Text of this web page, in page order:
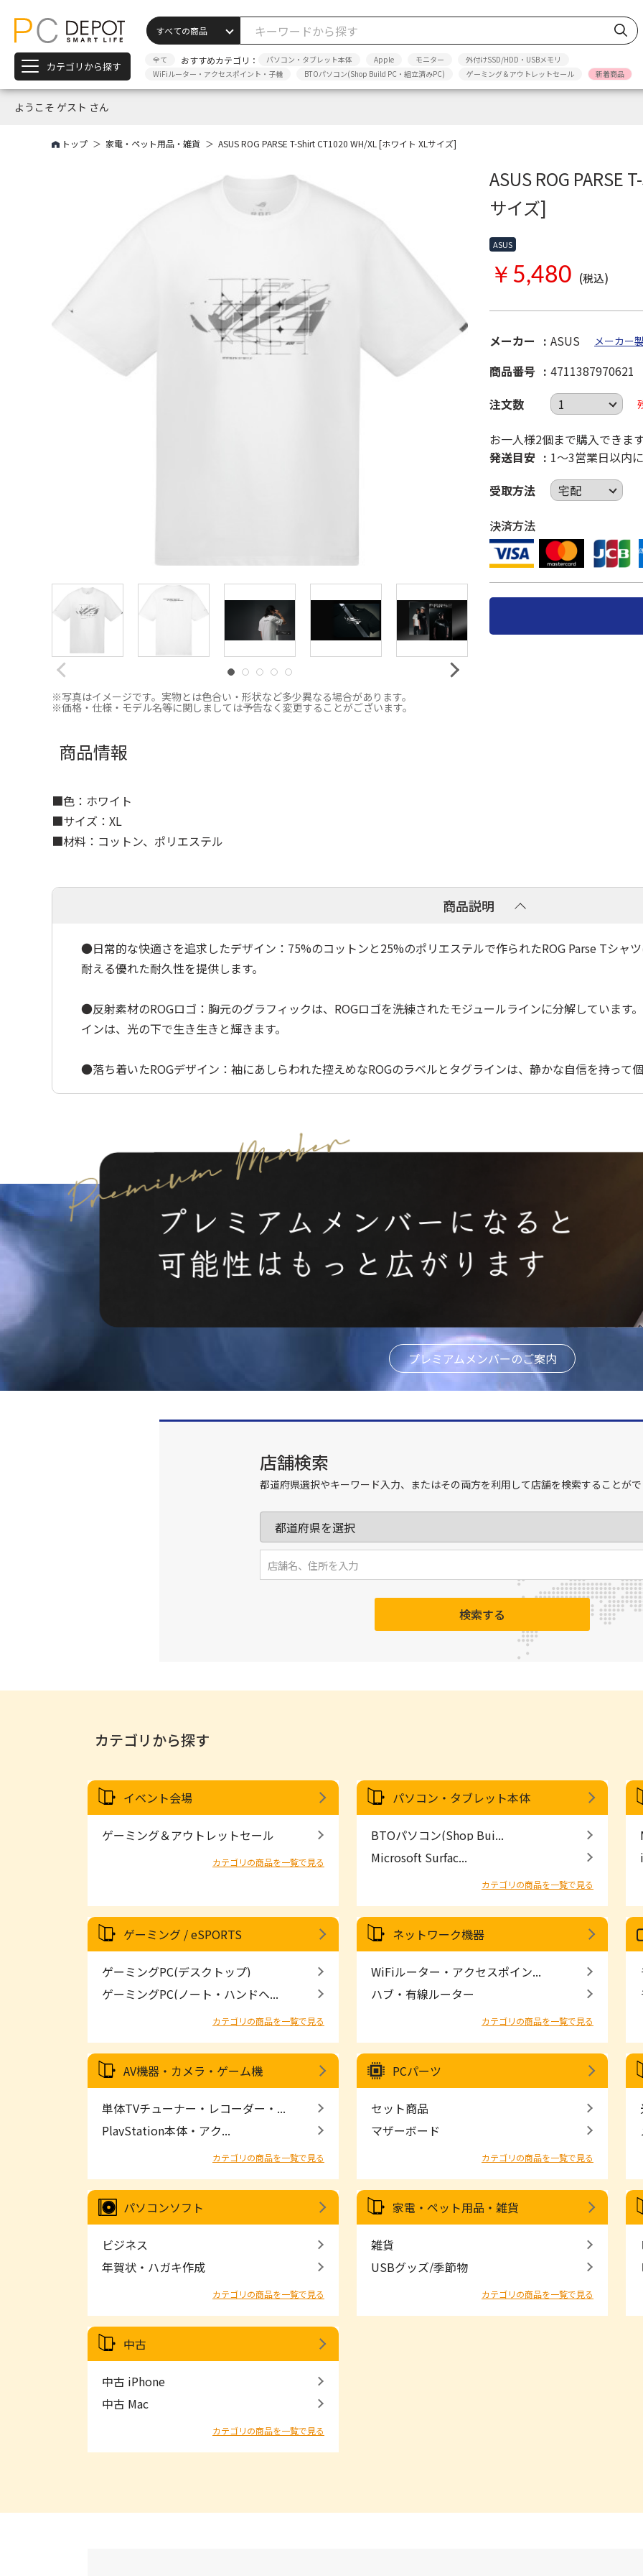
カテゴリから探す 全て おすすめカテゴリ： パソコン・タブレット本体 Apple モニター
外付けSSD/HDD・USBメモリ
WiFiルーター・アクセスポイント・子機
BTOパソコン(Shop Build PC・組立済みPC) ゲーミング＆アウトレットセール 新着商品
ようこそ ゲスト さん
トップ 家電・ペット用品・雑貨 ASUS ROG PARSE T-Shirt CT1020 WH/XL [ホワイト XLサイズ]
※写真はイメージです。実物とは色合い・形状など多少異なる場合があります。
※価格・仕様・モデル名等に関しましては予告なく変更することがございます。
ASUS ROG PARSE
サイズ]
ASUS
￥5,480 (税込)
メーカー ASUS メーカー
商品番号
4711387970621
注文数
お一人様2個まで購入できま
発送目安
1～3営業日以内
受取方法
決済方法
商品情報
■色：ホワイト
■サイズ：XL
■材料：コットン、ポリエステル
商品説明
●日常的な快適さを追求したデザイン：75%のコットンと25%のポリエステルで作られたROG Parse Tシャ
耐える優れた耐久性を提供します。
●反射素材のROGロゴ：胸元のグラフィックは、ROGロゴを洗練されたモジュールラインに分解しています
インは、光の下で生き生きと輝きます。
●落ち着いたROGデザイン：袖にあしらわれた控えめなROGのラベルとタグラインは、静かな自信を持って
プレミアムメンバーのご案内
店舗検索
都道府県選択やキーワード入力、またはその両方を利用して店舗を検索することが
検索する
カテゴリから探す
イベント会場
ゲーミング＆アウトレットセール
カテゴリの商品を一覧で見る
パソコン・タブレット本体
BTOパソコン(Shop Bui...
Microsoft Surfac...
カテゴリの商品を一覧で見る
ゲーミング / eSPORTS
ゲーミングPC(デスクトップ)
ゲーミングPC(ノート・ハンドヘ...
カテゴリの商品を一覧で見る
ネットワーク機器
WiFiルーター・アクセスポイン...
ハブ・有線ルーター
カテゴリの商品を一覧で見る
AV機器・カメラ・ゲーム機
単体TVチューナー・レコーダー・...
PlayStation本体・アク...
カテゴリの商品を一覧で見る
PCパーツ
セット商品
マザーボード
カテゴリの商品を一覧で見る
パソコンソフト
ビジネス
年賀状・ハガキ作成
カテゴリの商品を一覧で見る
家電・ペット用品・雑貨
雑貨
USBグッズ/季節物
カテゴリの商品を一覧で見る
中古
中古 iPhone
中古 Mac
カテゴリの商品を一覧で見る